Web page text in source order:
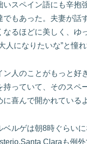
スペイン語にも辛抱
でもあった。夫妻が話
なるほどに美しく、ゆ
人になりたいな”と憧れ
人のことがもっと好
持っていて、そのスペ
に喜んで開かれている
ルゲは朝8時ぐらいに
Claraも例